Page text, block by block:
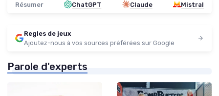
Résumer ChatGPT Claude Mistral
Regles de jeux
Ajoutez-nous à vos sources préférées sur Google
Parole d'experts